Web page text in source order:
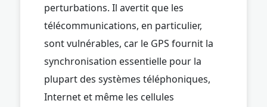
perturbations. Il avertit que les
télécommunications, en particulier,
sont vulnérables, car le GPS fournit la
synchronisation essentielle pour la
plupart des systèmes téléphoniques,
Internet et même les cellules